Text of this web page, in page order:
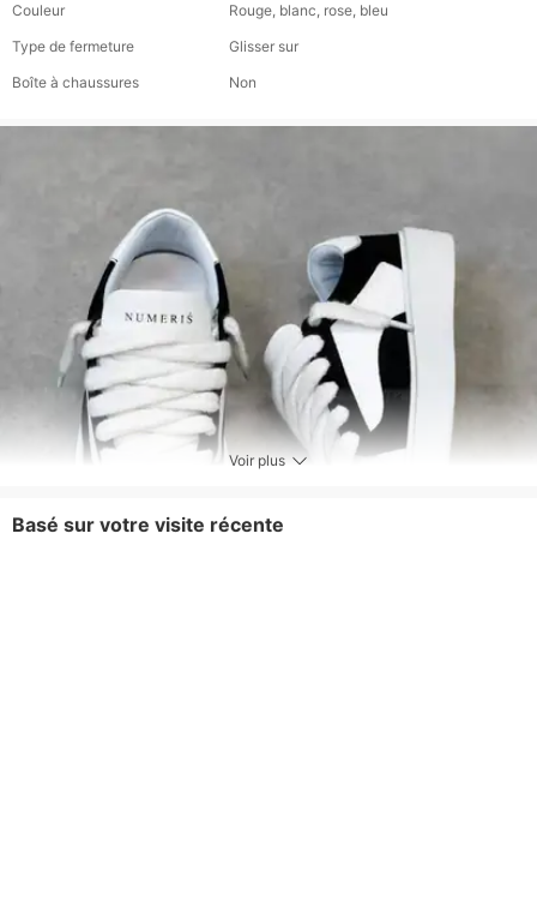
Couleur
Rouge, blanc, rose, bleu
Type de fermeture
Glisser sur
Boîte à chaussures
Non
Voir plus
Basé sur votre visite récente